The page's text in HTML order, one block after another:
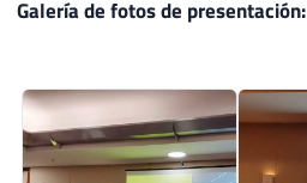
Galería de fotos de presentación: